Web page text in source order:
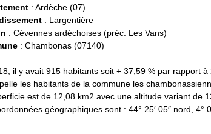
: Ardèche (07)
: Largentière
: Cévennes ardéchoises (préc. Les Vans)
: Chambonas (07140)
il y avait 915 habitants soit + 37,59 % par rapport
les habitants de la commune les
est de 12,08 km2 avec une altitude variant de
géographiques sont : 44° 25′ 05″ nord, 4°